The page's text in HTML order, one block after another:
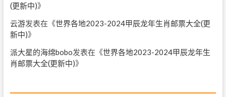
(更新中)》
云游发表在《世界各地2023-2024甲辰龙年生肖邮票大全(更
新中)》
派大星的海绵bobo发表在《世界各地2023-2024甲辰龙年生
肖邮票大全(更新中)》